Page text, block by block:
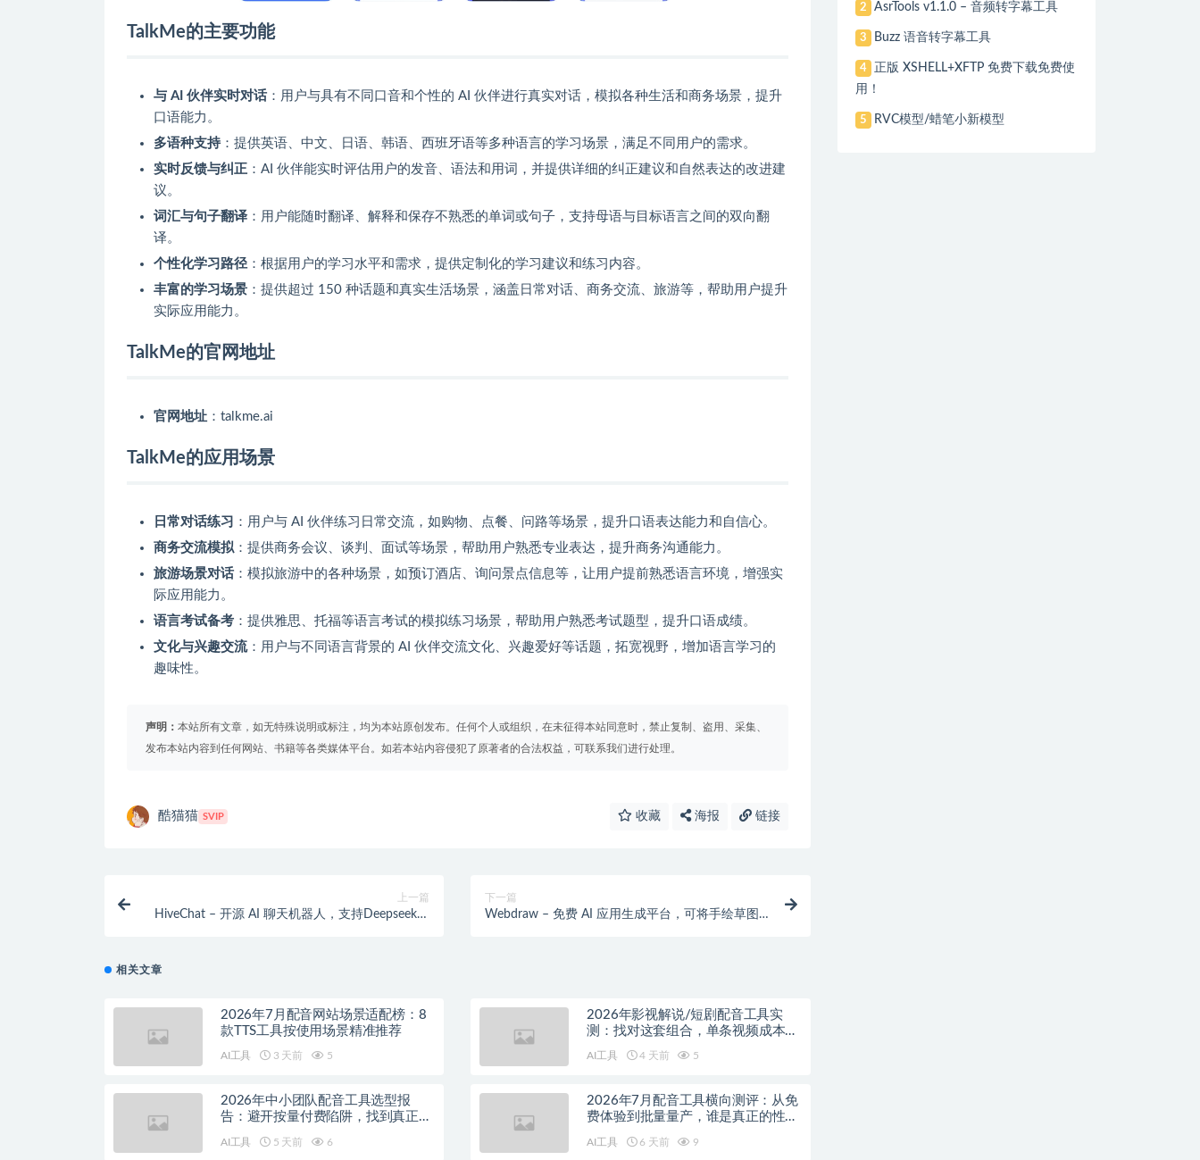
TalkMe的主要功能
与 AI 伙伴实时对话 ：用户与具有不同口音和个性的 AI 伙伴进行真实对话，模拟各种生活和商务场景，提升
口语能力。
多语种支持：提供英语、中文、日语、韩语、西班牙语等多种语言的学习场景，满足不同用户的需求。
实时反馈与纠正 ：AI 伙伴能实时评估用户的发音、语法和用词，并提供详细的纠正建议和自然表达的改进建
议。
词汇与句子翻译 ：用户能随时翻译、解释和保存不熟悉的单词或句子，支持母语与目标语言之间的双向翻
译。
个性化学习路径 ：根据用户的学习水平和需求，提供定制化的学习建议和练习内容。
丰富的学习场景 ：提供超过 150 种话题和真实生活场景，涵盖日常对话、商务交流、旅游等，帮助用户提升
实际应用能力。
TalkMe的官网地址
官网地址 ：talkme.ai
TalkMe的应用场景
日常对话练习 ：用户与 AI 伙伴练习日常交流，如购物、点餐、问路等场景，提升口语表达能力和自信心。
商务交流模拟 ：提供商务会议、谈判、面试等场景，帮助用户熟悉专业表达，提升商务沟通能力。
旅游场景对话 ：模拟旅游中的各种场景，如预订酒店、询问景点信息等，让用户提前熟悉语言环境，增强实
际应用能力。
语言考试备考 ：提供雅思、托福等语言考试的模拟练习场景，帮助用户熟悉考试题型，提升口语成绩。
文化与兴趣交流：用户与不同语言背景的 AI 伙伴交流文化、兴趣爱好等话题，拓宽视野，增加语言学习的
趣味性。
声明： 本站所有文章，如无特殊说明或标注，均为本站原创发布。任何个人或组织，在未征得本站同意时，禁止复制、盗用、采集、
发布本站内容到任何网站、书籍等各类媒体平台。如若本站内容侵犯了原著者的合法权益，可联系我们进行处理。
酷猫猫 SVIP 收藏 海报 链接
上一篇
HiveChat – 开源 AI 聊天机器人，支持Deepseek等
下一篇
Webdraw – 免费 AI 应用生成平台，可将手绘草图
相关文章
2026年7月配音网站场景适配榜：8
款TTS工具按使用场景精准推荐
AI工具 3 天前 5
2026年影视解说/短剧配音工具实
测：找对这套组合，单条视频成本直
AI工具 4 天前 5
2026年中小团队配音工具选型报
告：避开按量付费陷阱，找到真正的
AI工具 5 天前 6
2026年7月配音工具横向测评：从免
费体验到批量量产，谁是真正的性价
AI工具 6 天前 9
2 AsrTools v1.1.0 – 音频转字幕工具
3 Buzz 语音转字幕工具
4
正版 XSHELL+XFTP 免费下载免费使
用！
5 RVC模型/蜡笔小新模型